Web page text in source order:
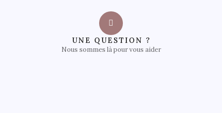
UNE QUESTION ?
Nous sommes là pour vous aider